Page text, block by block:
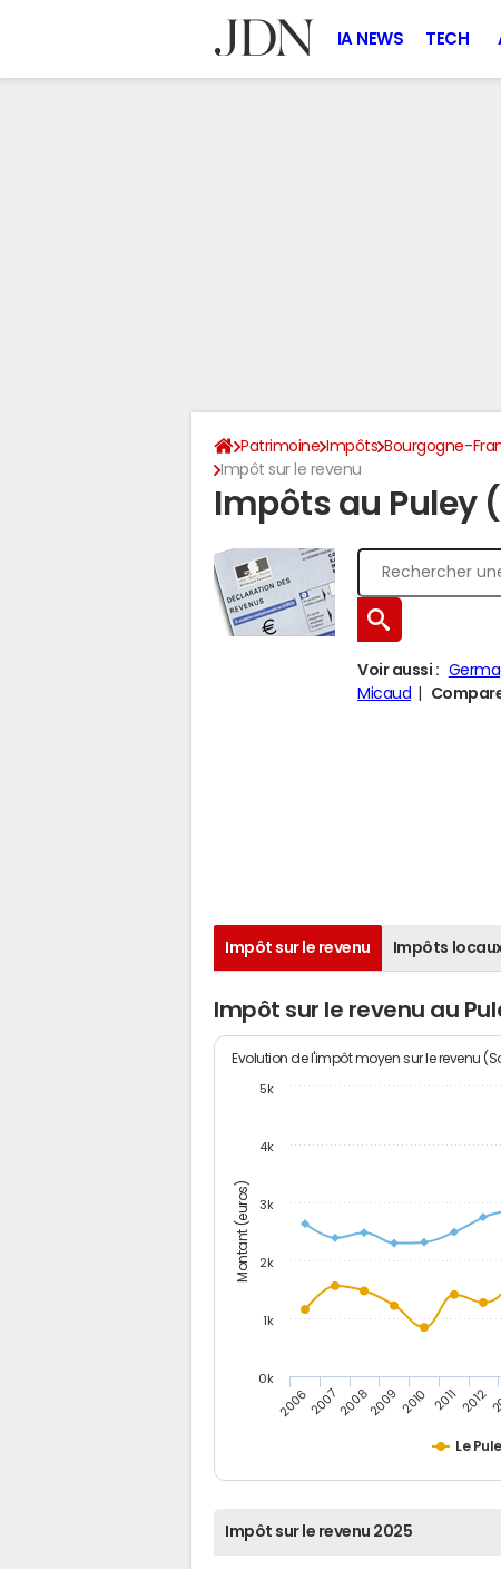
IA NEWS TECH
Patrimoine Impôts Bourgogne-
Impôt sur le revenu
Impôts au Puley
Voir aussi :
Micaud
Impôt sur le revenu Impôts
Impôt sur le revenu au
Montant (euros)
Evolution de l'impôt moyen sur le revenu
Le
20062007200820092010 2011 2012
0k
1k
2k
3k
4k
5k
Impôt sur le revenu 2025